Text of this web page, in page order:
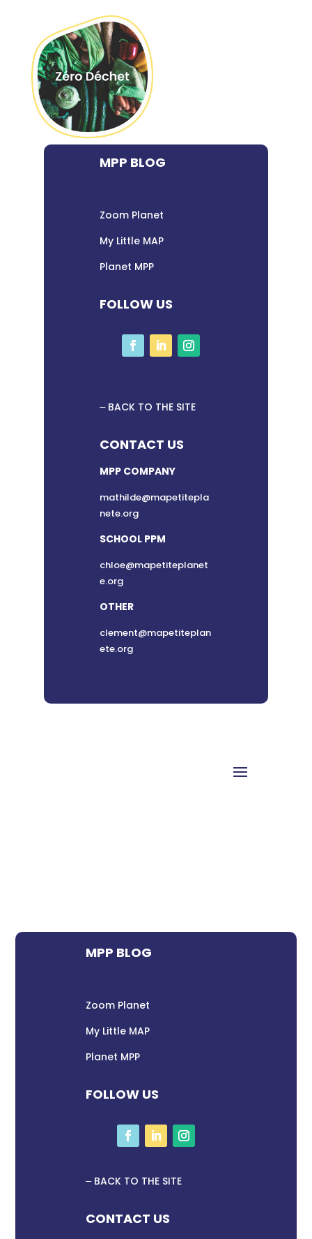
MPP BLOG
Zoom Planet
My Little MAP
Planet MPP
FOLLOW US
BACK TO THE SITE
CONTACT US
MPP COMPANY
mathilde@mapetitepla
nete.org
SCHOOL PPM
chloe@mapetiteplanet
e.org
OTHER
clement@mapetiteplan
ete.org
MPP BLOG
Zoom Planet
My Little MAP
Planet MPP
FOLLOW US
BACK TO THE SITE
CONTACT US